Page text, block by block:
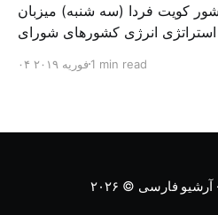
کویت فردا (سه شنبه) میزبان
استراتژی انرژی کشورهای شورای
نفت و گاز در این کنفرانس
۰۴ فوریه ۲۰۱۹1 min read
آرشیو فارسی © ۲۰۲۶